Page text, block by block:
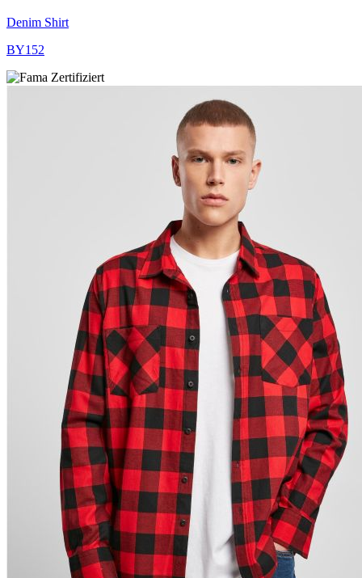
Denim Shirt
BY152